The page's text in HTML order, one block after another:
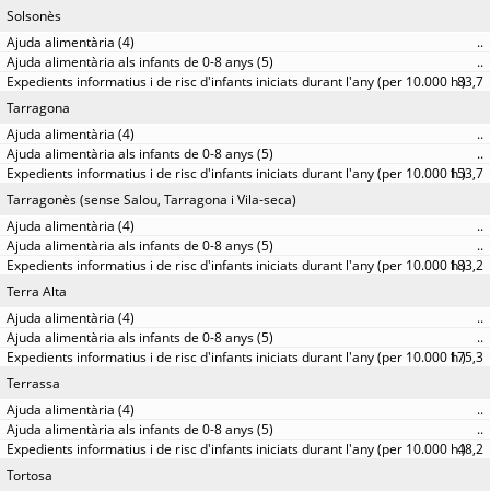
Solsonès
..
..
83,7
Tarragona
..
..
153,7
Tarragonès (sense Salou, Tarragona i Vila-seca)
..
..
183,2
Terra Alta
..
..
175,3
Terrassa
..
..
48,2
Tortosa